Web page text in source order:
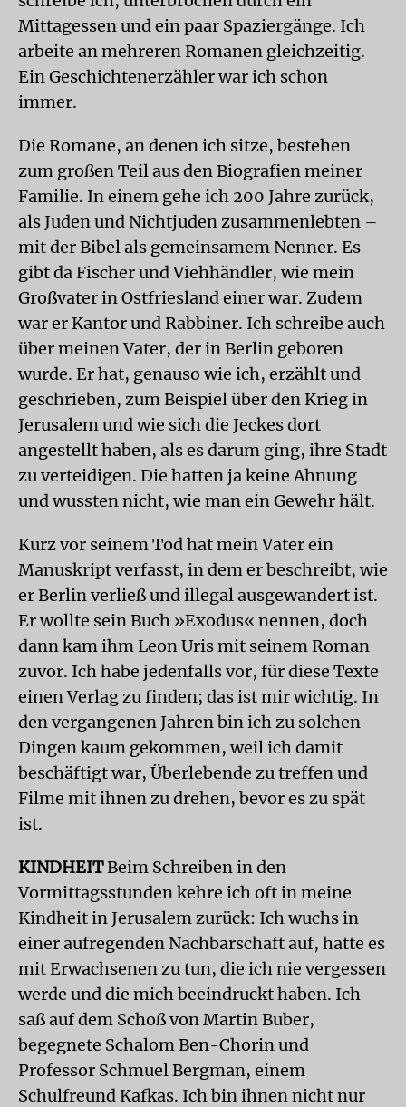
Mittagessen und ein paar Spaziergänge. Ich
arbeite an mehreren Romanen gleichzeitig.
Ein Geschichtenerzähler war ich schon
immer.
Die Romane, an denen ich sitze, bestehen
zum großen Teil aus den Biografien meiner
Familie. In einem gehe ich 200 Jahre zurück,
als Juden und Nichtjuden zusammenlebten –
mit der Bibel als gemeinsamem Nenner. Es
gibt da Fischer und Viehhändler, wie mein
Großvater in Ostfriesland einer war. Zudem
war er Kantor und Rabbiner. Ich schreibe auch
über meinen Vater, der in Berlin geboren
wurde. Er hat, genauso wie ich, erzählt und
geschrieben, zum Beispiel über den Krieg in
Jerusalem und wie sich die Jeckes dort
angestellt haben, als es darum ging, ihre Stadt
zu verteidigen. Die hatten ja keine Ahnung
und wussten nicht, wie man ein Gewehr hält.
Kurz vor seinem Tod hat mein Vater ein
Manuskript verfasst, in dem er beschreibt, wie
er Berlin verließ und illegal ausgewandert ist.
Er wollte sein Buch »Exodus« nennen, doch
dann kam ihm Leon Uris mit seinem Roman
zuvor. Ich habe jedenfalls vor, für diese Texte
einen Verlag zu finden; das ist mir wichtig. In
den vergangenen Jahren bin ich zu solchen
Dingen kaum gekommen, weil ich damit
beschäftigt war, Überlebende zu treffen und
Filme mit ihnen zu drehen, bevor es zu spät
ist.
KINDHEITBeim Schreiben in den
Vormittagsstunden kehre ich oft in meine
Kindheit in Jerusalem zurück: Ich wuchs in
einer aufregenden Nachbarschaft auf, hatte es
mit Erwachsenen zu tun, die ich nie vergessen
werde und die mich beeindruckt haben. Ich
saß auf dem Schoß von Martin Buber,
begegnete Schalom Ben-Chorin und
Professor Schmuel Bergman, einem
Schulfreund Kafkas. Ich bin ihnen nicht nur